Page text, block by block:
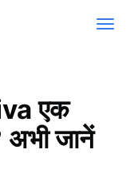
एक
अभी जानें